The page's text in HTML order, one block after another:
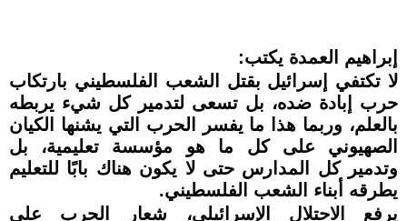
إبراهيم العمدة يكتب:
لا تكتفي إسرائيل بقتل الشعب الفلسطيني بارتكاب
حرب إبادة ضده، بل تسعى لتدمير كل شيء يربطه
بالعلم، وربما هذا ما يفسر الحرب التي يشنها الكيان
الصهيوني على كل ما هو مؤسسة تعليمية، بل
وتدمير كل المدارس حتى لا يكون هناك بابًا للتعليم
يطرقه أبناء الشعب الفلسطيني.
يرفع الاحتلال الإسرائيلي، شعار الحرب على